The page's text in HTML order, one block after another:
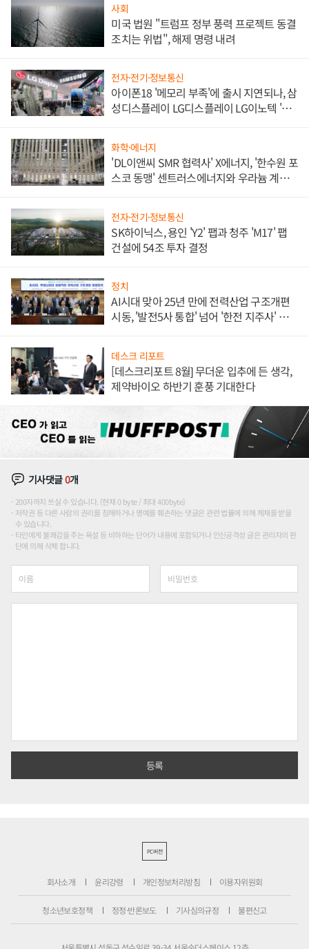
사회
미국 법원 "트럼프 정부 풍력 프로젝트 동결
조치는 위법", 해제 명령 내려
전자·전기·정보통신
아이폰18 '메모리 부족'에 출시 지연되나, 삼
성디스플레이 LG디스플레이 LG이노텍 '탈
화학·에너지
'DL이앤씨 SMR 협력사' X에너지, '한수원 포
스코 동맹' 센트러스에너지와 우라늄 계약
전자·전기·정보통신
SK하이닉스, 용인 'Y2' 팹과 청주 'M17' 팹
건설에 54조 투자 결정
정치
AI시대 맞아 25년 만에 전력산업 구조개편
시동, '발전5사 통합' 넘어 '한전 지주사' 재편
데스크 리포트
[데스크리포트 8월] 무더운 입추에 든 생각,
제약바이오 하반기 훈풍 기대한다
기사댓글0개
200자까지 쓰실 수 있습니다. (현재 0 byte / 최대 400byte)
저작권 등 다른 사람의 권리를 침해하거나 명예를 훼손하는 댓글은 관련 법률에 의해 제재를 받을
수 있습니다.
타인에게 불쾌감을 주는 욕설 등 비하하는 단어가 내용에 포함되거나 인신공격성 글은 관리자의 판
단에 의해 삭제 합니다.
PC버전
회사소개 윤리강령 개인정보처리방침 이용자위원회
청소년보호정책 정정·반론보도 기사심의규정 불편신고